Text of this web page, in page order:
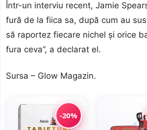
Într-un interviu recent, Jamie
fură de la fiica sa, după cum au
să raportez fiecare nichel și orice
fura ceva”, a declarat el.
Sursa – Glow Magazin.
-20%